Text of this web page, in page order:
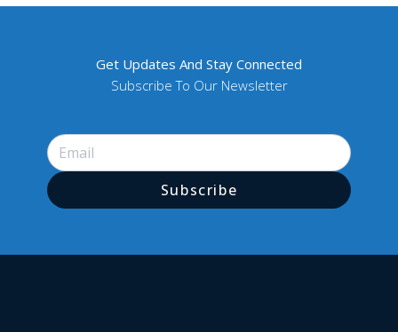
Get Updates And Stay Connected
Subscribe To Our Newsletter
Subscribe